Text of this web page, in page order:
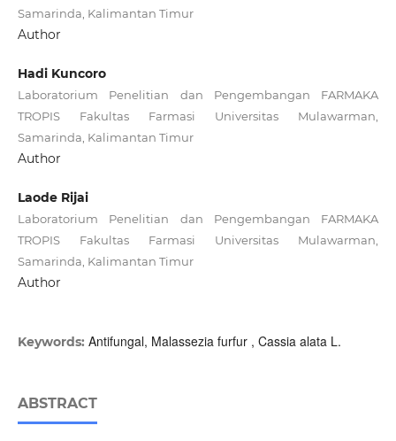
Samarinda, Kalimantan Timur
Author
Hadi Kuncoro
Laboratorium Penelitian dan Pengembangan FARMAKA
TROPIS Fakultas Farmasi Universitas Mulawarman,
Samarinda, Kalimantan Timur
Author
Laode Rijai
Laboratorium Penelitian dan Pengembangan FARMAKA
TROPIS Fakultas Farmasi Universitas Mulawarman,
Samarinda, Kalimantan Timur
Author
Keywords: Antifungal, Malassezia furfur , Cassia alata L.
ABSTRACT